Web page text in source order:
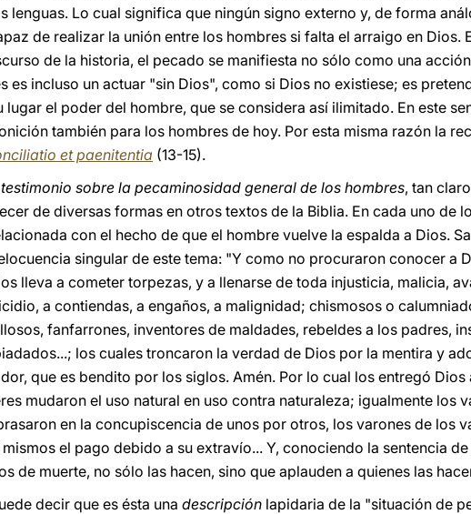
lenguas. Lo cual significa que ningún signo externo y, de forma
de realizar la unión entre los hombres si falta el arraigo en Dios.
de la historia, el pecado se manifiesta no sólo como una
es incluso un actuar "sin Dios", como si Dios no existiese; es
lugar el poder del hombre, que se considera así ilimitado. En este
también para los hombres de hoy. Por esta misma razón la
et paenitentia (13-15).
sobre la pecaminosidad general de los hombres, tan
de diversas formas en otros textos de la Biblia. En cada uno de
con el hecho de que el hombre vuelve la espalda a Dios.
singular de este tema: "Y como no procuraron conocer a
lleva a cometer torpezas, y a llenarse de toda injusticia, malicia,
a contiendas, a engaños, a malignidad; chismosos o
fanfarrones, inventores de maldades, rebeldes a los padres,
los cuales troncaron la verdad de Dios por la mentira y
que es bendito por los siglos. Amén. Por lo cual los entregó
mudaron el uso natural en uso contra naturaleza; igualmente los
en la concupiscencia de unos por otros, los varones de los
mismos el pago debido a su extravío... Y, conociendo la sentencia
de muerte, no sólo las hacen, sino que aplauden a quienes las
decir que es ésta una descripción lapidaria de la "situación de